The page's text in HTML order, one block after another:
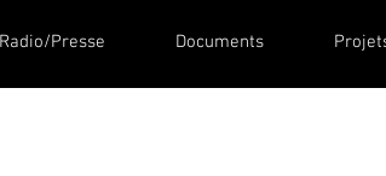
Radio/Presse Documents